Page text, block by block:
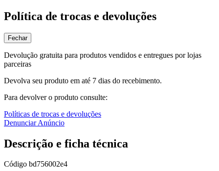
Política de trocas e devoluções
Fechar
Devolução gratuita para produtos vendidos e entregues por lojas
parceiras
Devolva seu produto em até 7 dias do recebimento.
Para devolver o produto consulte:
Políticas de trocas e devoluções
Denunciar Anúncio
Descrição e ficha técnica
Código bd756002e4